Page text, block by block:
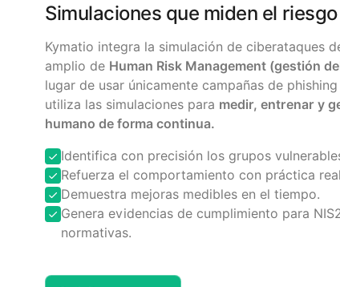
Simulaciones que miden el riesgo
Kymatio integra la simulación de ciberataques
amplio de Human Risk Management (gestión
lugar de usar únicamente campañas de
utiliza las simulaciones para medir, entrenar y
humano de forma continua.
Identifica con precisión los grupos
Refuerza el comportamiento con práctica
Demuestra mejoras medibles en el tiempo.
Genera evidencias de cumplimiento para
normativas.